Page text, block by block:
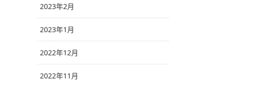
2023年2月
2023年1月
2022年12月
2022年11月